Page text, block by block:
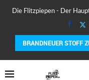
Die Flitzpiepen - Der
BRANDNEUER STOFF
COROS PACE 4 IM TEST